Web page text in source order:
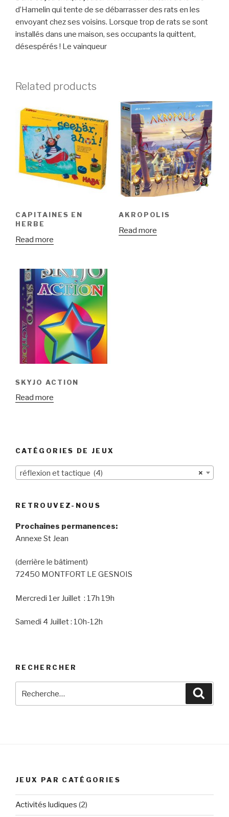
d’Hamelin qui tente de se débarrasser des rats en les
envoyant chez ses voisins. Lorsque trop de rats se sont
installés dans une maison, ses occupants la quittent,
désespérés ! Le vainqueur
Related products
CAPITAINES EN
HERBE
Read more
AKROPOLIS
Read more
SKYJO ACTION
Read more
CATÉGORIES DE JEUX
×
réflexion et tactique (4)
RETROUVEZ-NOUS
Prochaines permanences:
Annexe St Jean
(derrière le bâtiment)
72450 MONTFORT LE GESNOIS
Mercredi 1er Juillet : 17h 19h
Samedi 4 Juillet : 10h-12h
RECHERCHER
pour
JEUX PAR CATÉGORIES
Activités ludiques (2)